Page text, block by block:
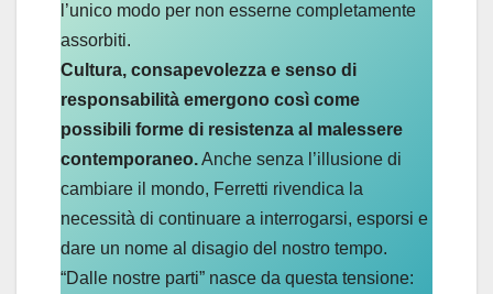
l’unico modo per non esserne completamente
assorbiti.
Cultura, consapevolezza e senso di
responsabilità emergono così come
possibili forme di resistenza al malessere
contemporaneo.Anche senza l’illusione di
cambiare il mondo, Ferretti rivendica la
necessità di continuare a interrogarsi, esporsi e
dare un nome al disagio del nostro tempo.
“Dalle nostre parti” nasce da questa tensione: